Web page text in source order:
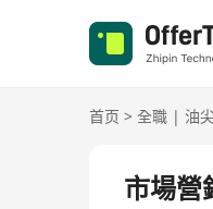
首页 > 全職 | 油
市場